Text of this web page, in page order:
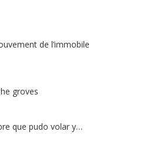
de l’immobile
groves
que pudo volar y…